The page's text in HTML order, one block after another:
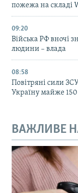
пожежа на складі
09:20
Війська РФ вночі
людини – влада
08:58
Повітряні сили
Україну майже
ВАЖЛИВЕ